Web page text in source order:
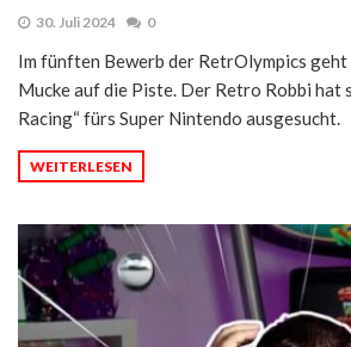
30. Juli 2024 0
Im fünften Bewerb der RetrOlympics
Mucke auf die Piste. Der ‪Retro Robbi‬ hat
Racing“ fürs Super Nintendo ausgesucht.
WEITERLESEN